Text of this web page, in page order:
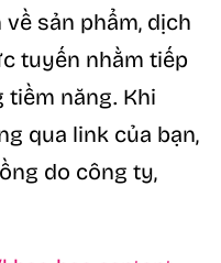
sản phẩm, dịch
tuyến nhằm tiếp
tiềm năng. Khi
qua link của bạn,
do công ty,